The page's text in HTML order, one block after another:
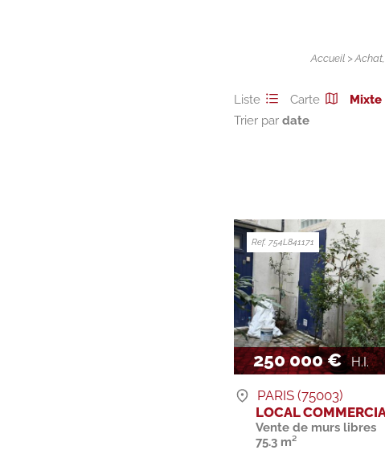
Accueil >Achat
Liste Carte
Mixte
Trier par
250 000 € H.I.
Ref. 754L841171
PARIS (75003)
LOCAL
Vente de murs libres
75.3 m²